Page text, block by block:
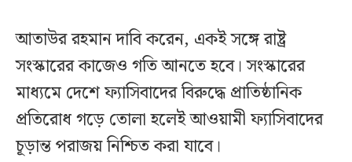
আতাউর রহমান দাবি করেন, একই সঙ্গে রাষ্ট্র
সংস্কারের কাজেও গতি আনতে হবে। সংস্কারের
মাধ্যমে দেশে ফ্যাসিবাদের বিরুদ্ধে প্রাতিষ্ঠানিক
প্রতিরোধ গড়ে তোলা হলেই আওয়ামী ফ্যাসিবাদের
চূড়ান্ত পরাজয় নিশ্চিত করা যাবে।